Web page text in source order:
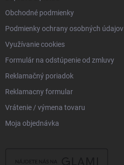
Obchodné podmienky
Podmienky ochrany osobných údajov
Využívanie cookies
Formulár na odstúpenie od zmluvy
Reklamačný poriadok
Reklamacny formular
Vrátenie / výmena tovaru
Moja objednávka